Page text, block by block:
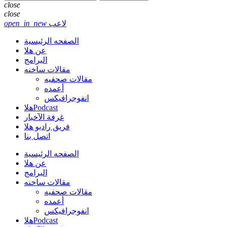
close
close
open_in_new لاعب
الصفحه الرئيسية
عن هلا
البرامج
مقالات ساخنه
مقالات صحفيه
أعمده
انفوجرافيكس
هلاPodcast
غرفة الآخبار
فريق راديو هلا
اتصل بنا
الصفحه الرئيسية
عن هلا
البرامج
مقالات ساخنه
مقالات صحفيه
أعمده
انفوجرافيكس
هلاPodcast